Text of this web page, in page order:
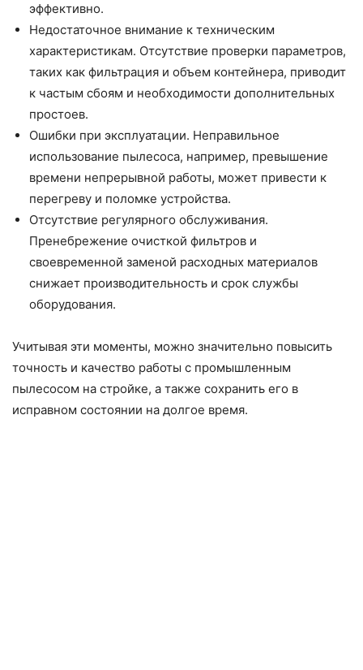
эффективно.
Недостаточное внимание к техническим
характеристикам. Отсутствие проверки параметров,
таких как фильтрация и объем контейнера, приводит
к частым сбоям и необходимости дополнительных
простоев.
Ошибки при эксплуатации. Неправильное
использование пылесоса, например, превышение
времени непрерывной работы, может привести к
перегреву и поломке устройства.
Отсутствие регулярного обслуживания.
Пренебрежение очисткой фильтров и
своевременной заменой расходных материалов
снижает производительность и срок службы
оборудования.
Учитывая эти моменты, можно значительно повысить
точность и качество работы с промышленным
пылесосом на стройке, а также сохранить его в
исправном состоянии на долгое время.